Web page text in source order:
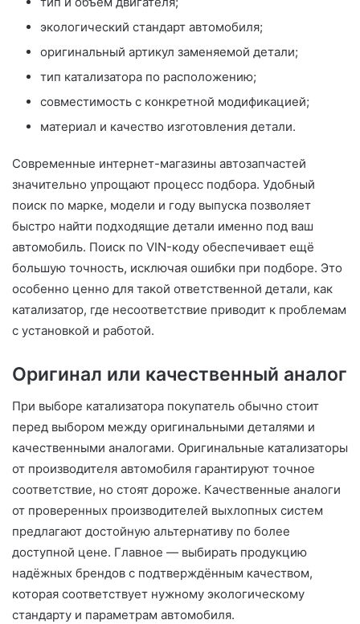
экологический стандарт автомобиля;
оригинальный артикул заменяемой детали;
тип катализатора по расположению;
совместимость с конкретной модификацией;
материал и качество изготовления детали.
Современные интернет-магазины автозапчастей
значительно упрощают процесс подбора. Удобный
поиск по марке, модели и году выпуска позволяет
быстро найти подходящие детали именно под ваш
автомобиль. Поиск по VIN-коду обеспечивает ещё
большую точность, исключая ошибки при подборе. Это
особенно ценно для такой ответственной детали, как
катализатор, где несоответствие приводит к проблемам
с установкой и работой.
Оригинал или качественный аналог
При выборе катализатора покупатель обычно стоит
перед выбором между оригинальными деталями и
качественными аналогами. Оригинальные катализаторы
от производителя автомобиля гарантируют точное
соответствие, но стоят дороже. Качественные аналоги
от проверенных производителей выхлопных систем
предлагают достойную альтернативу по более
доступной цене. Главное — выбирать продукцию
надёжных брендов с подтверждённым качеством,
которая соответствует нужному экологическому
стандарту и параметрам автомобиля.